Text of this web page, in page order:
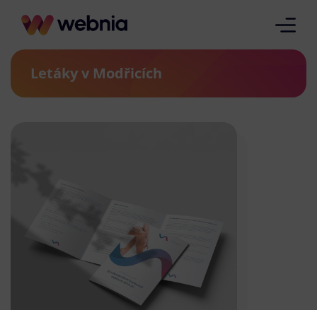
Letáky v Modřicích